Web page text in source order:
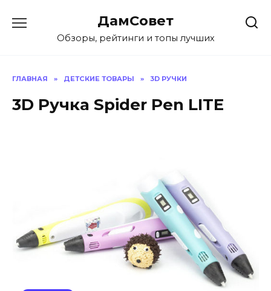
содержанию
ДамСовет
Обзоры, рейтинги и топы лучших
ГЛАВНАЯ » ДЕТСКИЕ ТОВАРЫ » 3D РУЧКИ
3D Ручка Spider Pen LITE